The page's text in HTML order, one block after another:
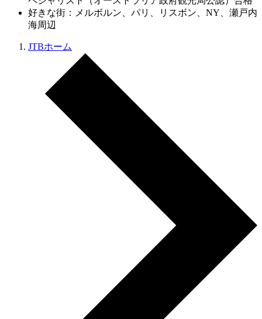
好きな街：メルボルン、パリ、リスボン、NY、瀬戸内
海周辺
JTBホーム